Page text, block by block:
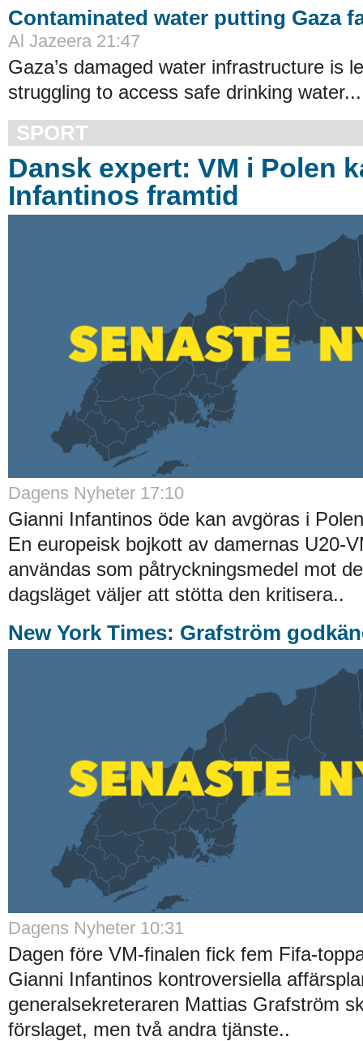
Contaminated water putting Gaza
Al Jazeera 21:47
Gaza’s damaged water infrastructure is
struggling to access safe drinking water...
SPORT
Dansk expert: VM i Polen
Infantinos framtid
Dagens Nyheter 17:10
Gianni Infantinos öde kan avgöras i
En europeisk bojkott av damernas U20-
användas som påtryckningsmedel mot
dagsläget väljer att stötta den kritisera..
New York Times: Grafström
Dagens Nyheter 10:31
Dagen före VM-finalen fick fem Fifa-
Gianni Infantinos kontroversiella
generalsekreteraren Mattias Grafström
förslaget, men två andra tjänste..